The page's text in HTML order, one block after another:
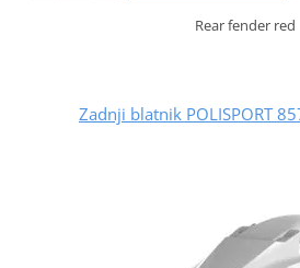
Rear fender red
Zadnji blatnik POLISPORT